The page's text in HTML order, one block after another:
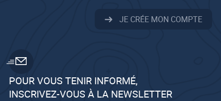
JE CRÉE MON COMPTE
POUR VOUS TENIR INFORMÉ,
INSCRIVEZ-VOUS À LA NEWSLETTER